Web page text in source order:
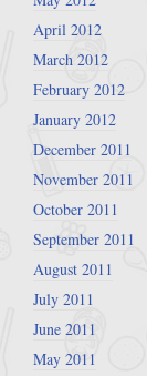
April 2012
March 2012
February 2012
January 2012
December 2011
November 2011
October 2011
September 2011
August 2011
July 2011
June 2011
May 2011